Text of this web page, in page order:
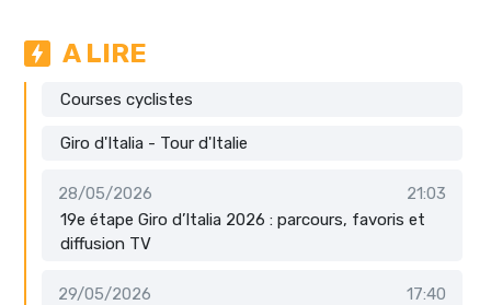
A LIRE
Courses cyclistes
Giro d'Italia - Tour d'Italie
28/05/2026
21:03
19e étape Giro d’Italia 2026 : parcours, favoris et
diffusion TV
29/05/2026
17:40